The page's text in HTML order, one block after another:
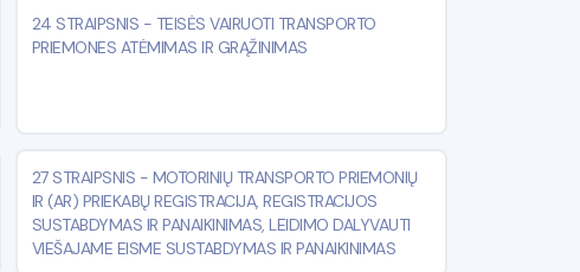
24 STRAIPSNIS - TEISĖS VAIRUOTI TRANSPORTO
PRIEMONES ATĖMIMAS IR GRĄŽINIMAS
27 STRAIPSNIS - MOTORINIŲ TRANSPORTO PRIEMONIŲ
IR (AR) PRIEKABŲ REGISTRACIJA, REGISTRACIJOS
SUSTABDYMAS IR PANAIKINIMAS, LEIDIMO DALYVAUTI
VIEŠAJAME EISME SUSTABDYMAS IR PANAIKINIMAS